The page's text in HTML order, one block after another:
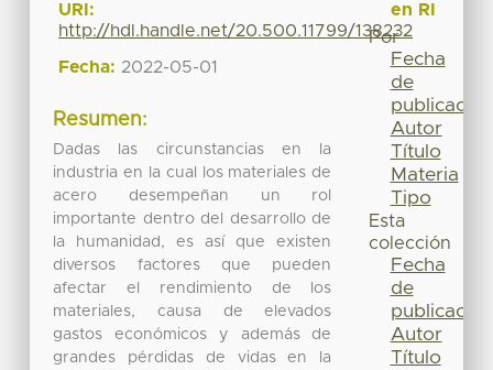
URI:
http://hdl.handle.net/20.500.11799/138232
Fecha: 2022-05-01
Resumen:
Dadas las circunstancias en la
industria en la cual los materiales de
acero desempeñan un rol
importante dentro del desarrollo de
la humanidad, es así que existen
diversos factores que pueden
afectar el rendimiento de los
materiales, causa de elevados
gastos económicos y además de
grandes pérdidas de vidas en la
en RI
Por
Fecha
de
publicación
Autor
Título
Materia
Tipo
Esta
colección
Fecha
de
publicación
Autor
Título